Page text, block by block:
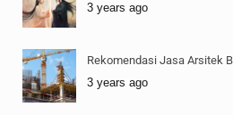
3 years ago
Rekomendasi Jasa Arsitek
3 years ago